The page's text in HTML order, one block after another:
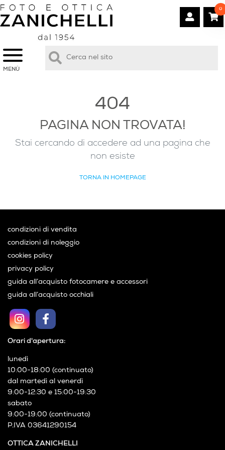
MENÙ
0
404
PAGINA NON TROVATA!
Stai cercando di accedere ad una pagina che
non esiste
TORNA IN HOMEPAGE
OTTICA ZANICHELLI
Orari d'apertura:
lunedì
10:00-18:00 (continuato)
dal martedì al venerdì
9:00-12:30 e 15:00-19:30
sabato
9:00-19:00 (continuato)
P.IVA 03641290154
condizioni di vendita
condizioni di noleggio
cookies policy
privacy policy
guida all’acquisto fotocamere e accessori
guida all’acquisto occhiali